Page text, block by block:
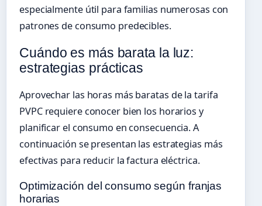
especialmente útil para familias numerosas con
patrones de consumo predecibles.
Cuándo es más barata la luz:
estrategias prácticas
Aprovechar las horas más baratas de la tarifa
PVPC requiere conocer bien los horarios y
planificar el consumo en consecuencia. A
continuación se presentan las estrategias más
efectivas para reducir la factura eléctrica.
Optimización del consumo según franjas
horarias